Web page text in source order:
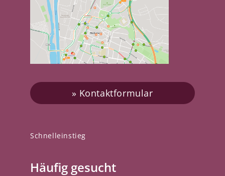
Schnelleinstieg
Häufig gesucht
Kontaktformular